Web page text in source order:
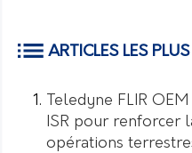
ARTICLES LES
Teledyne FLIR
ISR pour renforcer
opérations